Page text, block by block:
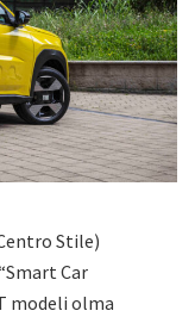
Stile)
Car
modeli olma